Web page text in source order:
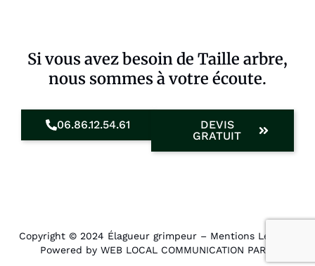
Si vous avez besoin de Taille arbre,
nous sommes à votre écoute.
06.86.12.54.61
DEVIS
GRATUIT
Copyright © 2024 Élagueur grimpeur – Mentions Légales
Powered by WEB LOCAL COMMUNICATION PARIS